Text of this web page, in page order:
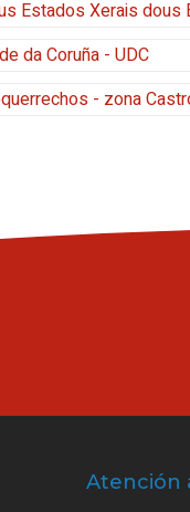
Estados Xerais
da Coruña - UDC
- zona
Atención